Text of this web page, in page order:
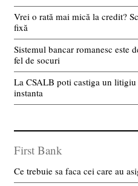
Vrei o rată mai mică la credit?
fixă
Sistemul bancar romanesc este
fel de socuri
La CSALB poti castiga un
instanta
First Bank
Ce trebuie sa faca cei care au